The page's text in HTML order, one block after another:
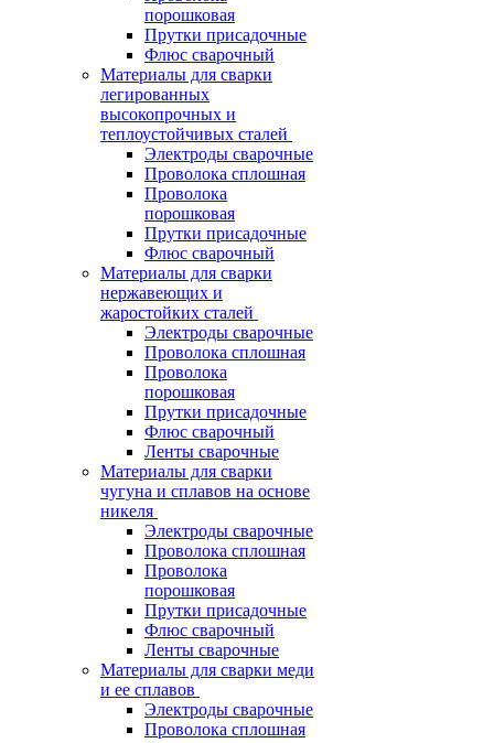
порошковая
Прутки присадочные
Флюс сварочный
Материалы для сварки
легированных
высокопрочных и
теплоустойчивых сталей
Электроды сварочные
Проволока сплошная
Проволока
порошковая
Прутки присадочные
Флюс сварочный
Материалы для сварки
нержавеющих и
жаростойких сталей
Электроды сварочные
Проволока сплошная
Проволока
порошковая
Прутки присадочные
Флюс сварочный
Ленты сварочные
Материалы для сварки
чугуна и сплавов на основе
никеля
Электроды сварочные
Проволока сплошная
Проволока
порошковая
Прутки присадочные
Флюс сварочный
Ленты сварочные
Материалы для сварки меди
и ее сплавов
Электроды сварочные
Проволока сплошная